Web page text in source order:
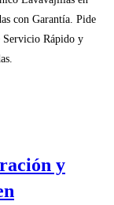
con Garantía. Pide
Servicio Rápido y
y